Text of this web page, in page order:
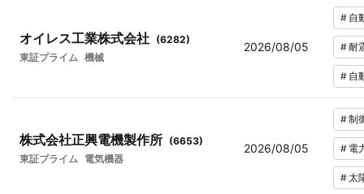
オイレス工業株式会社 (6282)
東証プライム 機械
2026/08/05
# 自
#耐
# 自
株式会社正興電機製作所 (6653)
東証プライム 電気機器
2026/08/05
#制
# 電
#太